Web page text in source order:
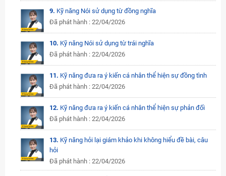
9. Kỹ năng Nói sử dụng từ đồng nghĩa
Đã phát hành : 22/04/2026
10. Kỹ năng Nói sử dụng từ trái nghĩa
Đã phát hành : 22/04/2026
11. Kỹ năng đưa ra ý kiến cá nhân thể hiện sự đồng tình
Đã phát hành : 22/04/2026
12. Kỹ năng đưa ra ý kiến cá nhân thể hiện sự phản đối
Đã phát hành : 22/04/2026
13. Kỹ năng hỏi lại giám khảo khi không hiểu đề bài, câu
hỏi
Đã phát hành : 22/04/2026